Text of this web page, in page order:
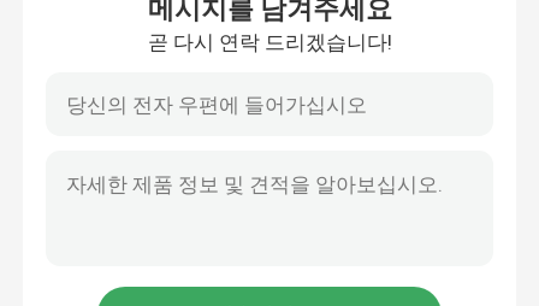
금속 목재 연결 장치메시지를 남겨주세요
곧 다시 연락 드리겠습니다!